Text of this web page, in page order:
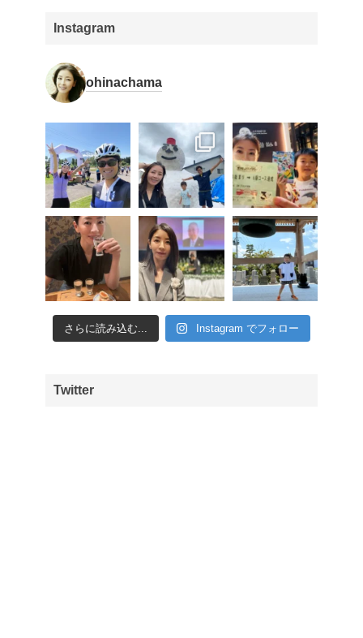
Instagram
ohinachama
さらに読み込む... Instagram でフォロー
Twitter